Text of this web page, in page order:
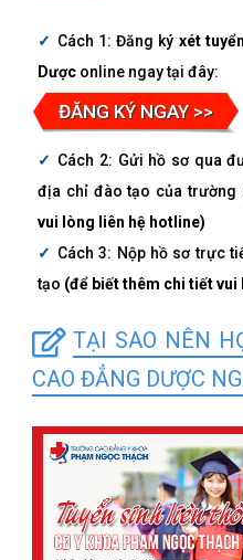
Cách 1: Đăng ký xét
Dượconline ngay tại đây:
ĐĂNG KÝ NGAY >>
Cách 2: Gửi hồ sơ qua
địa chỉ đào tạo của trường
vui lòng liên hệ hotline)
Cách 3: Nộp hồ sơ trực
tạo (để biết thêm chi tiết
TẠI SAO NÊN
CAO ĐẲNG DƯỢC